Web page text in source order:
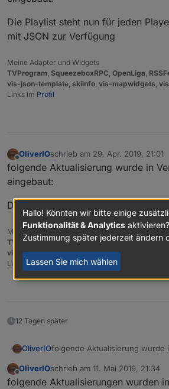
Die Playlist steht nun für jeden
mit JSON zur Verfügung
Meine Adapter und Widgets
TVProgram, SqueezeboxRPC, OpenLiga,
vis-json-template, skiinfo, vis-mapwidgets,
Links im Profil
Offline
OliverIOschrieb am 29. Apr. 2019, 21:01
zuletzt editiert von
folgende Aktualisierung wurde in
eingebaut:
Die Playlist als JSON-String hat nun
Meine Adapter und Widgets
TVProgram ,SqueezeboxRPC,OpenLiga,
vis-json-template,skiinfo,vis-mapwidgets
Links imProfil
12 Tagen später
OliverIOfolgende Aktualisierung wurde
Die Playlist als JSON-String hat
Offline
OliverIOschrieb am 11. Mai 2019, 21:34
zuletzt editiert von
folgende Aktualisierungen wurden
Hallo! Könnten wir bitte einige
Funktionalität & Analytics
Zustimmung später jederzeit ändern
Lassen Sie mich wählen